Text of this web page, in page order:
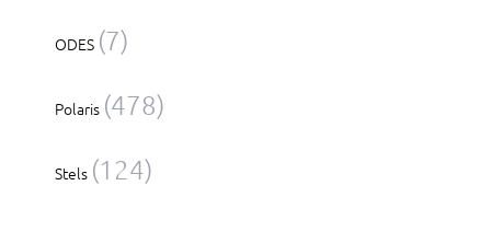
ODES (7)
Polaris (478)
Stels (124)